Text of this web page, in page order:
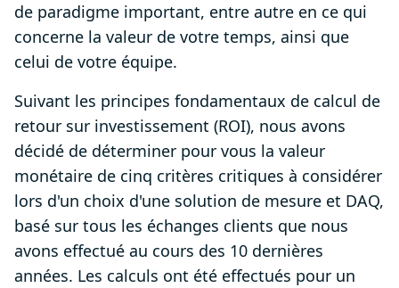
de paradigme important, entre autre en ce qui
concerne la valeur de votre temps, ainsi que
celui de votre équipe.
Suivant les principes fondamentaux de calcul de
retour sur investissement (ROI), nous avons
décidé de déterminer pour vous la valeur
monétaire de cinq critères critiques à considérer
lors d'un choix d'une solution de mesure et DAQ,
basé sur tous les échanges clients que nous
avons effectué au cours des 10 dernières
années. Les calculs ont été effectués pour un